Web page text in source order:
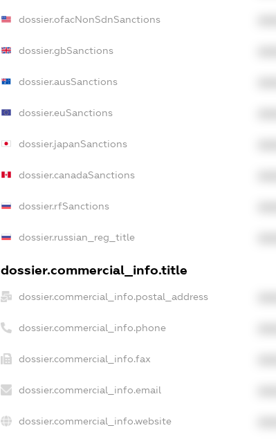
dossier.ofacNonSdnSanctions
dossier.gbSanctions
dossier.ausSanctions
dossier.euSanctions
dossier.japanSanctions
dossier.canadaSanctions
dossier.rfSanctions
dossier.russian_reg_title
dossier.commercial_info.title
dossier.commercial_info.postal_address
dossier.commercial_info.phone
dossier.commercial_info.fax
dossier.commercial_info.email
dossier.commercial_info.website